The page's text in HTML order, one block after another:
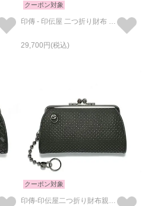
クーポン対象
印傳 - 印伝屋 二つ折り財布 チェック柄 / ミディアムウォレット
29,700
クーポン対象
印傳-印伝屋二つ折り財布親子がま口財布ドット柄